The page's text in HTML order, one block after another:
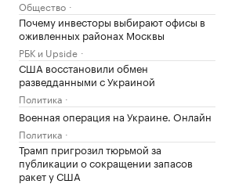
Общество
Почему инвесторы выбирают офисы в
оживленных районах Москвы
РБК и Upside
США восстановили обмен
разведданными с Украиной
Политика
Военная операция на Украине. Онлайн
Политика
Трамп пригрозил тюрьмой за
публикации о сокращении запасов
ракет у США